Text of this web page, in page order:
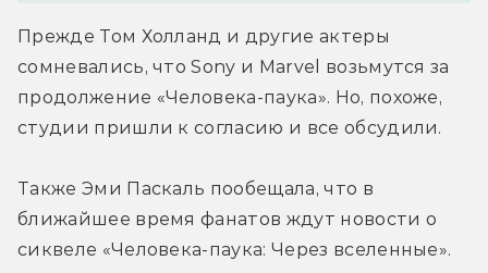
Прежде Том Холланд и другие актеры
сомневались, что Sony и Marvel возьмутся за
продолжение «Человека-паука». Но, похоже,
студии пришли к согласию и все обсудили.
Также Эми Паскаль пообещала, что в
ближайшее время фанатов ждут новости о
сиквеле «Человека-паука: Через вселенные».